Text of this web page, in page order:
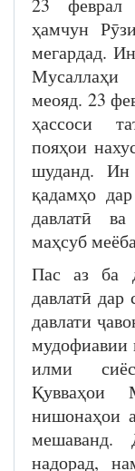
ҳамчун
мегардад.
Мусаллаҳи
меояд. 23
ҳассоси
пояҳои
шуданд. Ин
қадамҳо
давлатӣ
маҳсуб
Пас аз ба
давлатӣ
давлати
мудофиавии
илми
Қувваҳои
нишонаҳои
мешаванд.
надорад,